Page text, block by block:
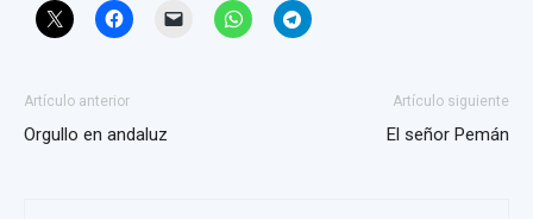
Artículo anterior
Orgullo en andaluz
Artículo siguiente
El señor Pemán